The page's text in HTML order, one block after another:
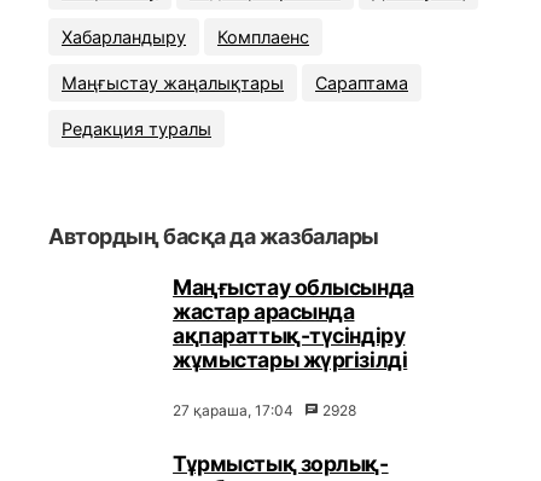
Хабарландыру Комплаенс
Маңғыстау жаңалықтары Сараптама
Редакция туралы
Автордың басқа да жазбалары
Маңғыстау облысында
жастар арасында
ақпараттық-түсіндіру
жұмыстары жүргізілді
27 қараша, 17:04 2928
Тұрмыстық зорлық-